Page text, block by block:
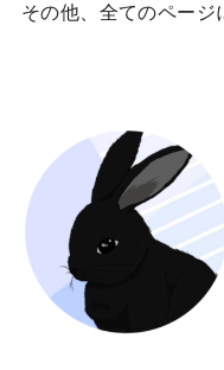
その他、全てのページ